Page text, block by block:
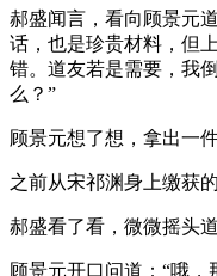
郝盛闻言，看向顾景元
话，也是珍贵材料，但
错。道友若是需要，我
么？”
顾景元想了想，拿出一
之前从宋祁渊身上缴获
郝盛看了看，微微摇头
顾景元开口问道：“哦